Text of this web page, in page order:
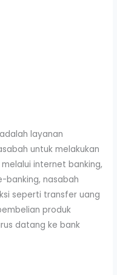
layanan
untuk melakukan
internet banking,
banking, nasabah
seperti transfer uang
produk
datang ke bank